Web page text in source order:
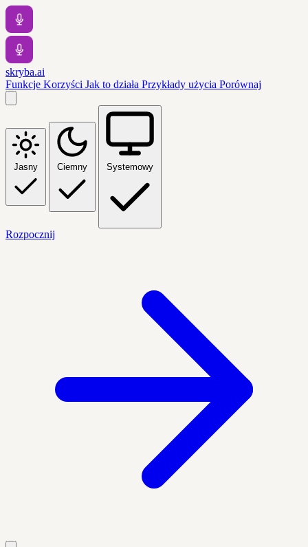
skryba.ai
Funkcje Korzyści Jak to działa Przykłady użycia Porównaj
Jasny Ciemny Systemowy
Rozpocznij